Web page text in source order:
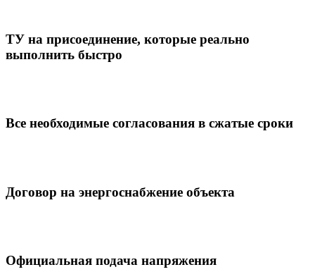
ТУ на присоединение, которые реально
выполнить быстро
Все необходимые согласования в сжатые сроки
Договор на энергоснабжение объекта
Официальная подача напряжения